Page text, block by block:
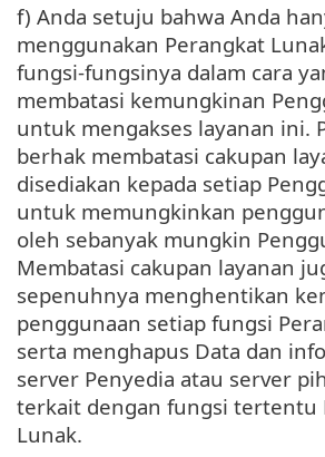
f) Anda setuju bahwa Anda
menggunakan Perangkat
fungsi-fungsinya dalam cara
membatasi kemungkinan
untuk mengakses layanan ini.
berhak membatasi cakupan
disediakan kepada setiap
untuk memungkinkan
oleh sebanyak mungkin
Membatasi cakupan layanan
sepenuhnya menghentikan
penggunaan setiap fungsi
serta menghapus Data dan
server Penyedia atau server
terkait dengan fungsi tertentu
Lunak.